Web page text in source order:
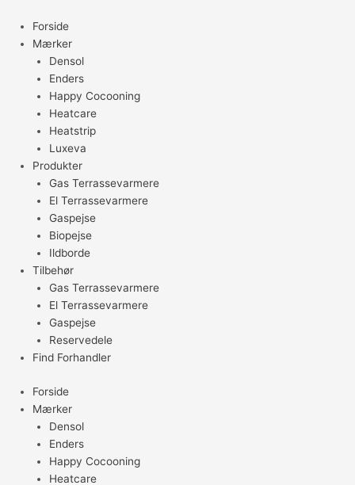
indholdet
Forside
Mærker
Densol
Enders
Happy Cocooning
Heatcare
Heatstrip
Luxeva
Produkter
Gas Terrassevarmere
El Terrassevarmere
Gaspejse
Biopejse
Ildborde
Tilbehør
Gas Terrassevarmere
El Terrassevarmere
Gaspejse
Reservedele
Find Forhandler
Forside
Mærker
Densol
Enders
Happy Cocooning
Heatcare